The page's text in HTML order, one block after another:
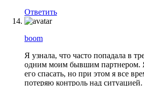
Ответить
boom
Я узнала, что часто попадала в
одним моим бывшим партнером.
его спасать, но при этом я все
потеряю контроль над